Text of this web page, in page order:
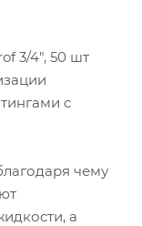
3/4", 50 шт
с
чему
а